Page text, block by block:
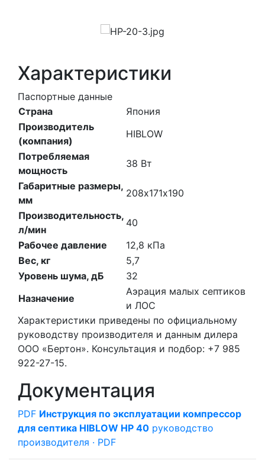
Характеристики
Паспортные данные
Страна
Япония
Производитель
(компания)
HIBLOW
Потребляемая
мощность
38 Вт
Габаритные размеры,
мм
208х171х190
Производительность,
л/мин
40
Рабочее давление
12,8 кПа
Вес, кг
5,7
Уровень шума, дБ
32
Назначение
Аэрация малых септиков
и ЛОС
Характеристики приведены по официальному
руководству производителя и данным дилера
ООО «Бертон». Консультация и подбор: +7 985
922-27-15.
Документация
PDF Инструкция по эксплуатации компрессор
для септика HIBLOW HP 40 руководство
производителя · PDF